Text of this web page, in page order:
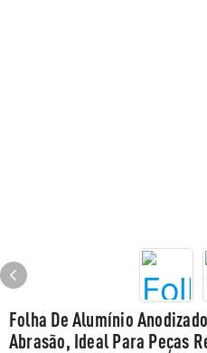
Folha De Alumínio
Abrasão, Ideal Para Peças